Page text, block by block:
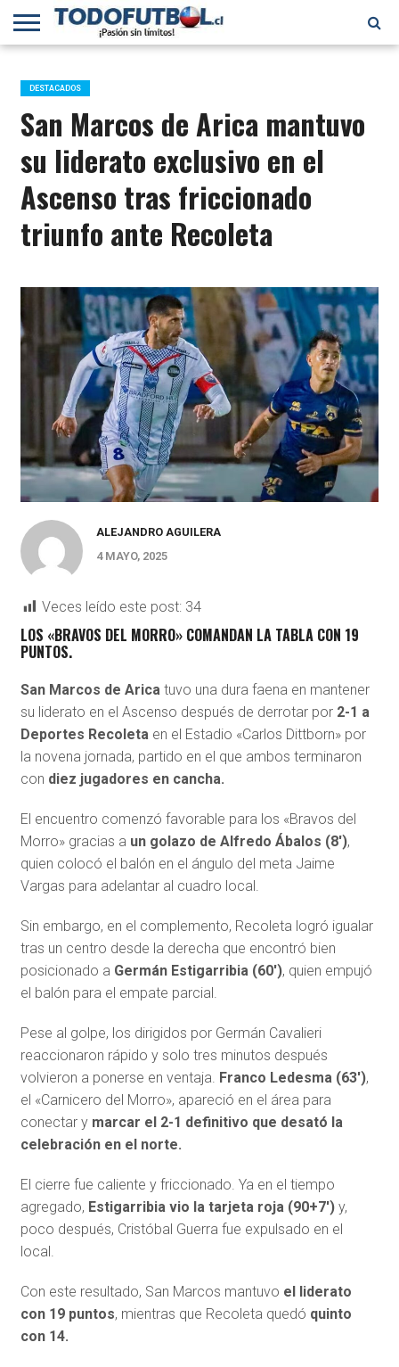
PRIMERA
B
SELECCIÓN
CHILENA
CHILENOS
EN EL
MUNDO
FÚTBOL
INTERNACIONAL
DESTACADOS
San Marcos de Arica mantuvo
su liderato exclusivo en el
Ascenso tras friccionado
triunfo ante Recoleta
ALEJANDRO AGUILERA
4 MAYO, 2025
Veces leído este post: 34
LOS «BRAVOS DEL MORRO» COMANDAN LA TABLA CON 19
PUNTOS.
San Marcos de Aricatuvo una dura faena en mantener
su liderato en el Ascenso después de derrotar por2-1 a
Deportes Recoletaen el Estadio «Carlos Dittborn» por
la novena jornada, partido en el que ambos terminaron
con diez jugadores en cancha.
El encuentro comenzó favorable para los «Bravos del
Morro» gracias a un golazo de Alfredo Ábalos (8′),
quien colocó el balón en el ángulo del meta Jaime
Vargas para adelantar al cuadro local.
Sin embargo, en el complemento, Recoleta logró igualar
tras un centro desde la derecha que encontró bien
posicionado a Germán Estigarribia (60′), quien empujó
el balón para el empate parcial.
Pese al golpe, los dirigidos por Germán Cavalieri
reaccionaron rápido y solo tres minutos después
volvieron a ponerse en ventaja. Franco Ledesma (63′),
el «Carnicero del Morro», apareció en el área para
conectar y marcar el 2-1 definitivo que desató la
celebración en el norte.
El cierre fue caliente y friccionado. Ya en el tiempo
agregado, Estigarribia vio la tarjeta roja (90+7′)y,
poco después, Cristóbal Guerra fue expulsado en el
local.
Con este resultado, San Marcos mantuvo el liderato
con 19 puntos, mientras que Recoleta quedó quinto
con 14.